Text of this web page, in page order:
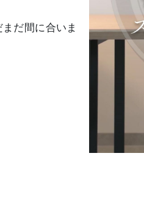
だ間に合いま